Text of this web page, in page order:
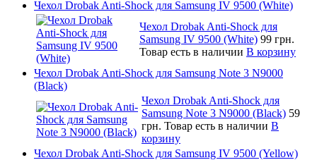
Чехол Drobak Anti-Shock для Samsung IV 9500 (White)
Чехол Drobak Anti-Shock для
Samsung IV 9500 (White) 99 грн.
Товар есть в наличии В корзину
Чехол Drobak Anti-Shock для Samsung Note 3 N9000
(Black)
Чехол Drobak Anti-Shock для
Samsung Note 3 N9000 (Black) 59
грн. Товар есть в наличии В
корзину
Чехол Drobak Anti-Shock для Samsung IV 9500 (Yellow)